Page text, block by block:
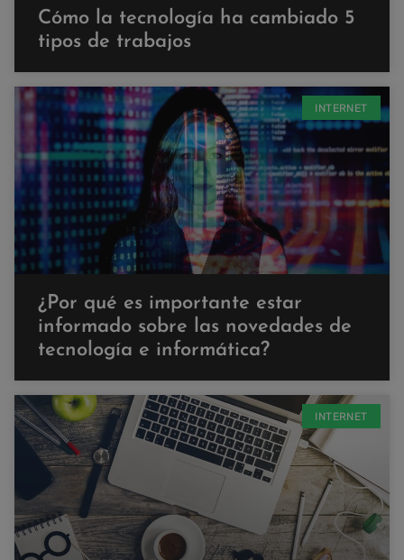
Cómo la tecnología ha cambiado 5
tipos de trabajos
INTERNET
¿Por qué es importante estar
informado sobre las novedades de
tecnología e informática?
INTERNET